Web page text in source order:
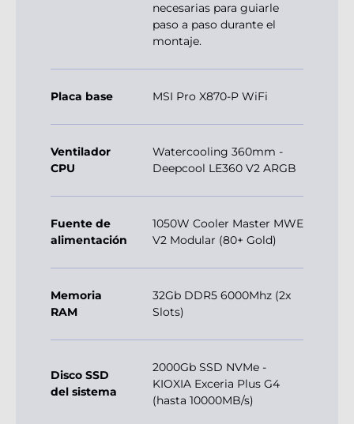
necesarias para guiarle
paso a paso durante el
montaje.
Placa base MSI Pro X870-P WiFi
Ventilador
CPU
Watercooling 360mm -
Deepcool LE360 V2 ARGB
Fuente de
alimentación
1050W Cooler Master MWE
V2 Modular (80+ Gold)
Memoria
RAM
32Gb DDR5 6000Mhz (2x
Slots)
Disco SSD
del sistema
2000Gb SSD NVMe -
KIOXIA Exceria Plus G4
(hasta 10000MB/s)